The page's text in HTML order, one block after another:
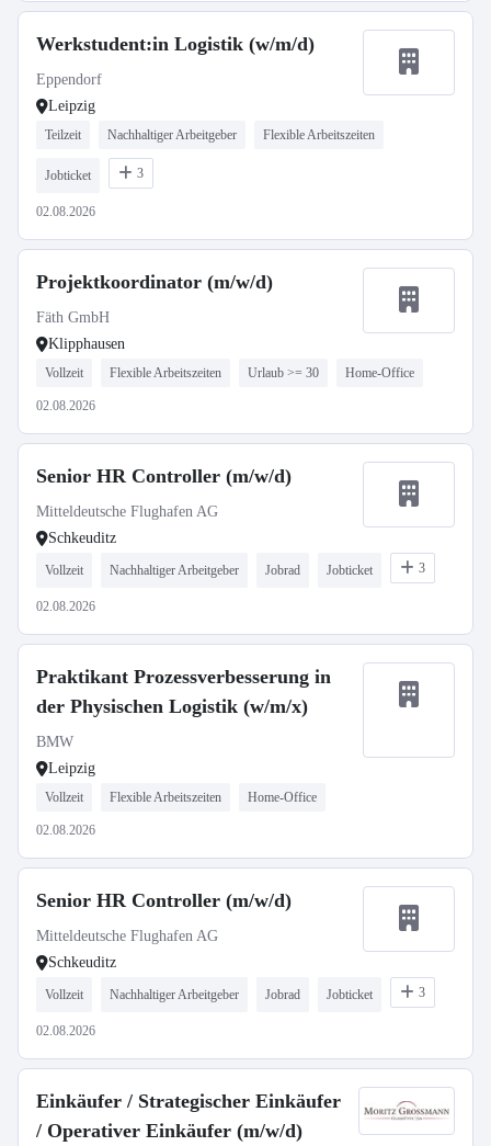
Werkstudent:in Logistik (w/m/d)
Eppendorf
Leipzig
Teilzeit Nachhaltiger Arbeitgeber Flexible Arbeitszeiten
Jobticket 3
02.08.2026
Projektkoordinator (m/w/d)
Fäth GmbH
Klipphausen
Vollzeit Flexible Arbeitszeiten Urlaub >= 30 Home-Office
02.08.2026
Senior HR Controller (m/w/d)
Mitteldeutsche Flughafen AG
Schkeuditz
Vollzeit Nachhaltiger Arbeitgeber Jobrad Jobticket 3
02.08.2026
Praktikant Prozessverbesserung in
der Physischen Logistik (w/m/x)
BMW
Leipzig
Vollzeit Flexible Arbeitszeiten Home-Office
02.08.2026
Senior HR Controller (m/w/d)
Mitteldeutsche Flughafen AG
Schkeuditz
Vollzeit Nachhaltiger Arbeitgeber Jobrad Jobticket 3
02.08.2026
Einkäufer / Strategischer Einkäufer
/ Operativer Einkäufer (m/w/d)